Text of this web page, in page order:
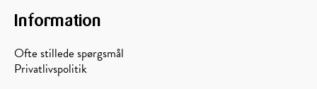
Information
Ofte stillede spørgsmål
Privatlivspolitik